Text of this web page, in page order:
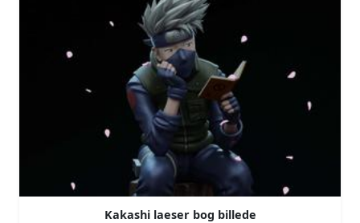
Kakashi laeser bog billede